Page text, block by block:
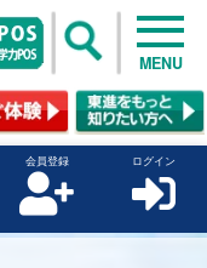
MENU
会員登録 ログイン